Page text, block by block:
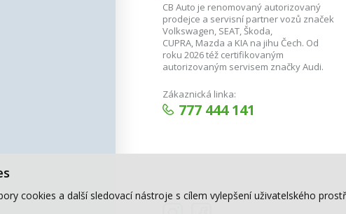
cookies a další sledovací nástroje s cílem vylepšení uživatelského
CB Auto je renomovaný autorizovaný
prodejce a servisní partner vozů značek
Volkswagen, SEAT, Škoda,
CUPRA, Mazda a KIA na jihu Čech. Od
roku 2026 též certifikovaným
autorizovaným servisem značky Audi.
Zákaznická linka:
777 444 141